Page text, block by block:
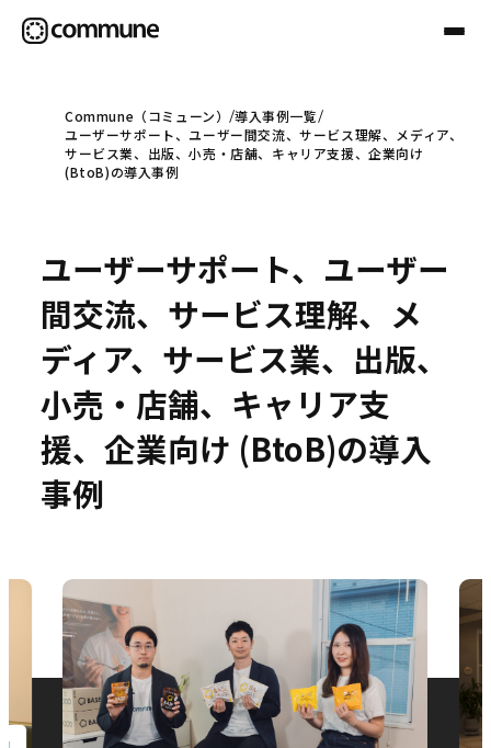
Communeについて
事例
セミナー
お役立ち情報
Commune（コミューン）
導入事例一覧
ユーザーサポート、ユーザー間交流、サービス理解、メディア、
サービス業、出版、小売・店舗、キャリア支援、企業向け
(BtoB)の導入事例
ユーザーサポート、ユーザー
間交流、サービス理解、メ
ディア、サービス業、出版、
小売・店舗、キャリア支
援、企業向け (BtoB)の導入
事例